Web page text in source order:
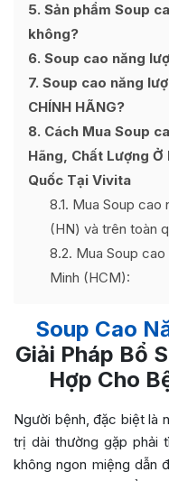
5 Sản phẩm Soup
không?
6 Soup cao năng
7 Soup cao năng
CHÍNH HÃNG?
8 Cách Mua Soup
Hãng, Chất Lượng
Quốc Tại Vivita
8.1 Mua Soup cao
(HN) và trên toàn
8.2 Mua Soup
Minh (HCM):
Soup Cao
Giải Pháp Bổ
Hợp Cho
Người bệnh, đặc biệt là
trị dài thường gặp phải
không ngon miệng dẫn